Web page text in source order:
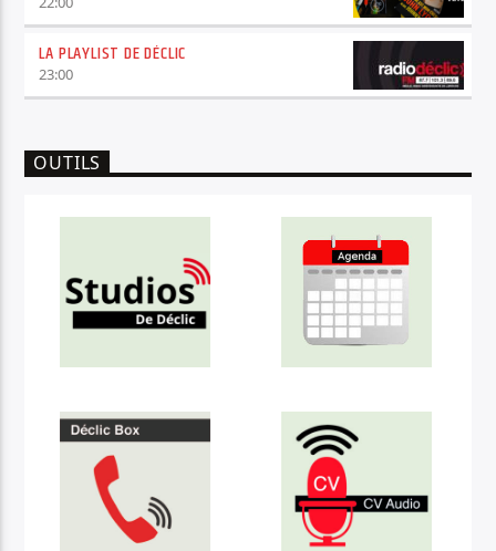
LA PLAYLIST DE DÉCLIC
23:00
OUTILS